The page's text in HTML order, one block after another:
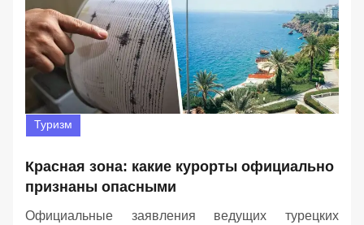
Туризм
Красная зона: какие курорты официально
признаны опасными
Официальные заявления ведущих турецких